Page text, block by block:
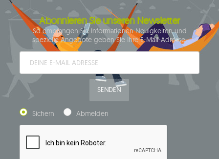
Abonnieren Sie unseren Newsletter
So empfangen Sie Informationen Neuigkeiten und
spezielle Angebote geben Sie Ihre E-Mail-Adresse:
SENDEN
Sichern Abmelden